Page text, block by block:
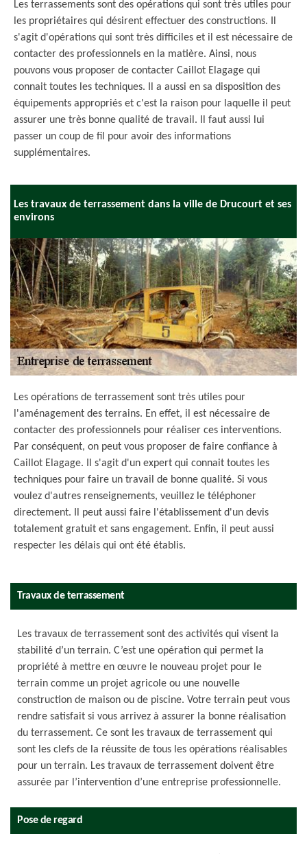
Les terrassements sont des opérations qui sont très utiles pour
les propriétaires qui désirent effectuer des constructions. Il
s'agit d'opérations qui sont très difficiles et il est nécessaire de
contacter des professionnels en la matière. Ainsi, nous
pouvons vous proposer de contacter Caillot Elagage qui
connait toutes les techniques. Il a aussi en sa disposition des
équipements appropriés et c'est la raison pour laquelle il peut
assurer une très bonne qualité de travail. Il faut aussi lui
passer un coup de fil pour avoir des informations
supplémentaires.
Les travaux de terrassement dans la ville de Drucourt et ses
environs
Les opérations de terrassement sont très utiles pour
l'aménagement des terrains. En effet, il est nécessaire de
contacter des professionnels pour réaliser ces interventions.
Par conséquent, on peut vous proposer de faire confiance à
Caillot Elagage. Il s'agit d'un expert qui connait toutes les
techniques pour faire un travail de bonne qualité. Si vous
voulez d'autres renseignements, veuillez le téléphoner
directement. Il peut aussi faire l'établissement d'un devis
totalement gratuit et sans engagement. Enfin, il peut aussi
respecter les délais qui ont été établis.
Travaux de terrassement
Les travaux de terrassement sont des activités qui visent la
stabilité d’un terrain. C’est une opération qui permet la
propriété à mettre en œuvre le nouveau projet pour le
terrain comme un projet agricole ou une nouvelle
construction de maison ou de piscine. Votre terrain peut vous
rendre satisfait si vous arrivez à assurer la bonne réalisation
du terrassement. Ce sont les travaux de terrassement qui
sont les clefs de la réussite de tous les opérations réalisables
pour un terrain. Les travaux de terrassement doivent être
assurée par l’intervention d’une entreprise professionnelle.
Pose de regard